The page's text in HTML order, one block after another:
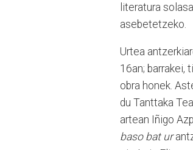
literatura
asebetetzeko.
Urtea
16an; barrakei,
obra honek.
du Tanttaka
artean Iñigo
baso bat ur